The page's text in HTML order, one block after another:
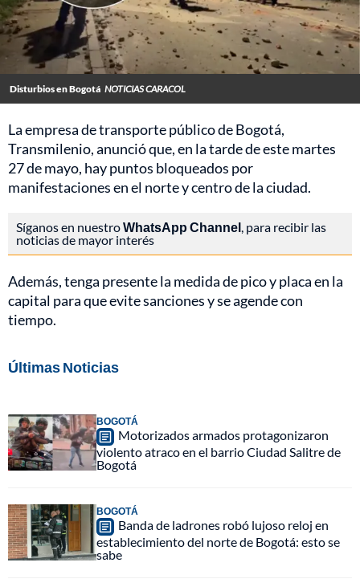
Disturbios en Bogotá NOTICIAS CARACOL
La empresa de transporte público de Bogotá,
Transmilenio, anunció que, en la tarde de este martes
27 de mayo, hay puntos bloqueados por
manifestaciones en el norte y centro de la ciudad.
Síganos en nuestroWhatsApp Channel, para recibir las
noticias de mayor interés
Además, tenga presente la medida de pico y placa en la
capital para que evite sanciones y se agende con
tiempo.
Últimas Noticias
BOGOTÁ
Motorizados armados protagonizaron
violento atraco en el barrio Ciudad Salitre de
Bogotá
BOGOTÁ
Banda de ladrones robó lujoso reloj en
establecimiento del norte de Bogotá: esto se
sabe